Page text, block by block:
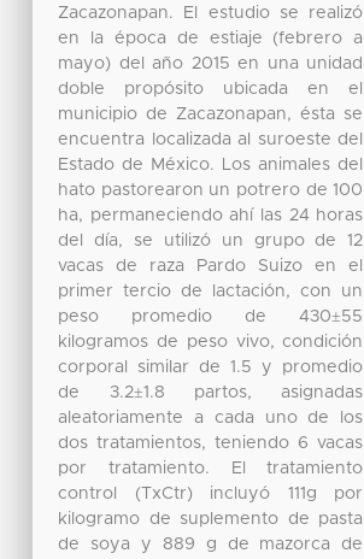
Zacazonapan. El estudio se realizó
en la época de estiaje (febrero a
mayo) del año 2015 en una unidad
doble propósito ubicada en el
municipio de Zacazonapan, ésta se
encuentra localizada al suroeste del
Estado de México. Los animales del
hato pastorearon un potrero de 100
ha, permaneciendo ahí las 24 horas
del día, se utilizó un grupo de 12
vacas de raza Pardo Suizo en el
primer tercio de lactación, con un
peso promedio de 430±55
kilogramos de peso vivo, condición
corporal similar de 1.5 y promedio
de 3.2±1.8 partos, asignadas
aleatoriamente a cada uno de los
dos tratamientos, teniendo 6 vacas
por tratamiento. El tratamiento
control (TxCtr) incluyó 111g por
kilogramo de suplemento de pasta
de soya y 889 g de mazorca de